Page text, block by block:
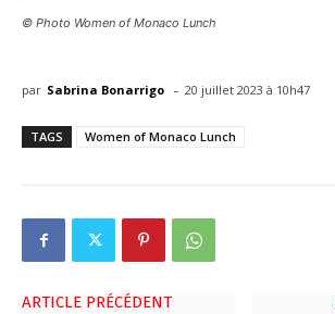
© Photo Women of Monaco Lunch
par Sabrina Bonarrigo - 20 juillet 2023 à 10h47
TAGS Women of Monaco Lunch
ARTICLE PRÉCÉDENT